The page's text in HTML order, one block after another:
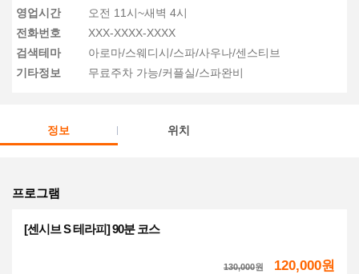
영업시간
오전 11시~새벽 4시
전화번호
XXX-XXXX-XXXX
검색테마
아로마/스웨디시/스파/사우나/센스티브
기타정보
무료주차 가능/커플실/스파완비
정보 위치
프로그램
[센시브 S 테라피] 90분 코스
130,000원 120,000원